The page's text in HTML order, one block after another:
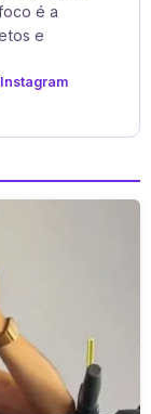
é a
e
Instagram